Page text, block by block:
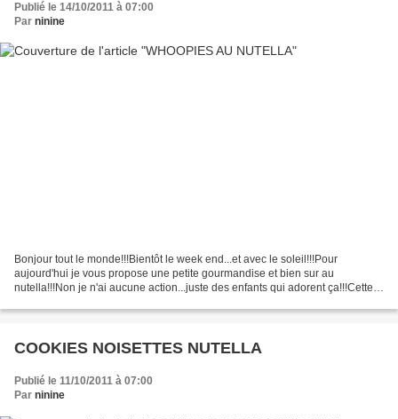
Publié le 14/10/2011 à 07:00
Par ninine
Bonjour tout le monde!!!Bientôt le week end...et avec le soleil!!!Pour
aujourd'hui je vous propose une petite gourmandise et bien sur au
nutella!!!Non je n'ai aucune action...juste des enfants qui adorent ça!!!Cette
COOKIES NOISETTES NUTELLA
Publié le 11/10/2011 à 07:00
Par ninine